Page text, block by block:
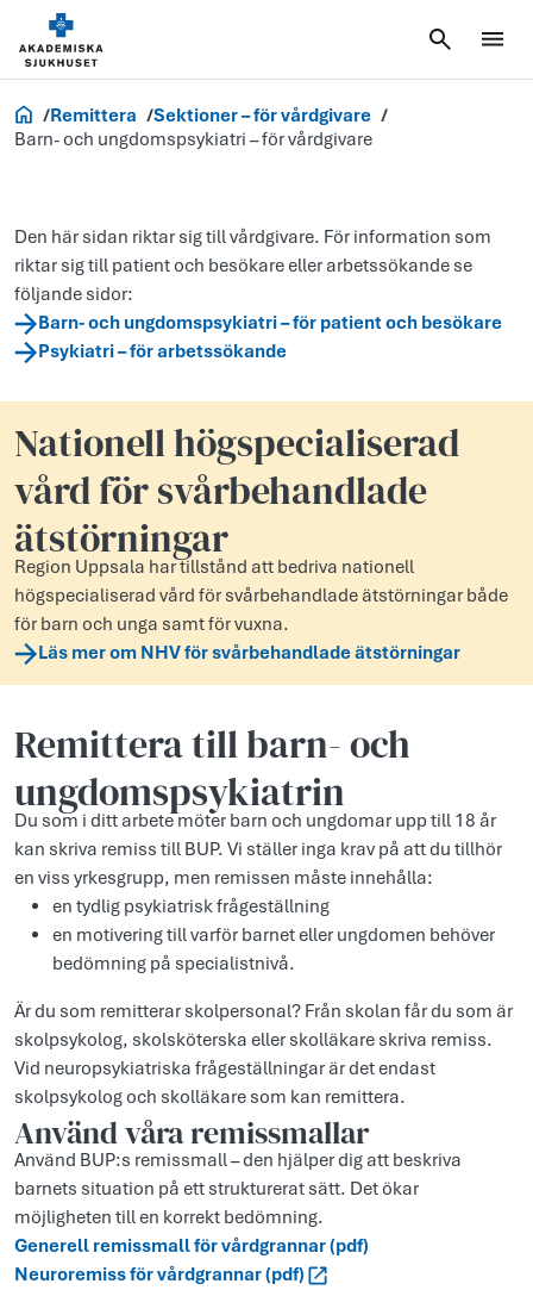
Vårdgivare
Remittera
Sektioner – för vårdgivare
Barn- och ungdomspsykiatri – för vårdgivare
Den här sidan riktar sig till vårdgivare. För information som
riktar sig till patient och besökare eller arbetssökande se
följande sidor:
Barn- och ungdomspsykiatri – för patient och besökare
Psykiatri – för arbetssökande
Nationell högspecialiserad
vård för svårbehandlade
ätstörningar
Region Uppsala har tillstånd att bedriva nationell
högspecialiserad vård för svårbehandlade ätstörningar både
för barn och unga samt för vuxna.
Läs mer om NHV för svårbehandlade ätstörningar
Remittera till barn- och
ungdomspsykiatrin
Du som i ditt arbete möter barn och ungdomar upp till 18 år
kan skriva remiss till BUP. Vi ställer inga krav på att du tillhör
en viss yrkesgrupp, men remissen måste innehålla:
en tydlig psykiatrisk frågeställning
en motivering till varför barnet eller ungdomen behöver
bedömning på specialistnivå.
Är du som remitterar skolpersonal? Från skolan får du som är
skolpsykolog, skolsköterska eller skolläkare skriva remiss.
Vid neuropsykiatriska frågeställningar är det endast
skolpsykolog och skolläkare som kan remittera.
Använd våra remissmallar
Använd BUP:s remissmall – den hjälper dig att beskriva
barnets situation på ett strukturerat sätt. Det ökar
möjligheten till en korrekt bedömning.
Generell remissmall för vårdgrannar (pdf)
Neuroremiss för vårdgrannar (pdf)